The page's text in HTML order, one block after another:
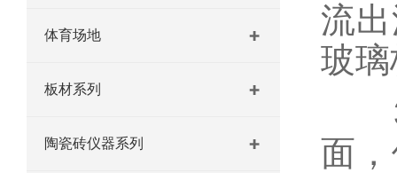
体育场地
板材系列
陶瓷砖仪器系列
流
玻
3
面